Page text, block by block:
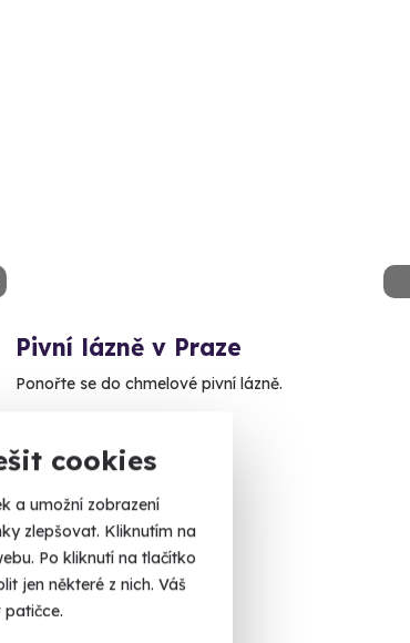
cookies
a umožní zobrazení
zlepšovat. Kliknutím na
Po kliknutí na tlačítko
jen některé z nich. Váš
Pivní lázně v Praze
Ponořte se do chmelové pivní lázně.
3 290 Kč